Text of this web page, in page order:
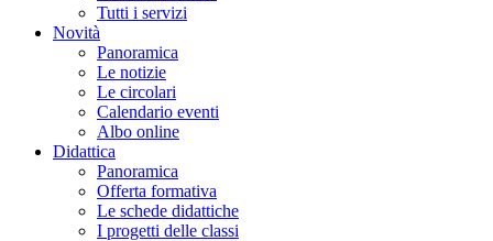
Tutti i servizi
Novità
Panoramica
Le notizie
Le circolari
Calendario eventi
Albo online
Didattica
Panoramica
Offerta formativa
Le schede didattiche
I progetti delle classi